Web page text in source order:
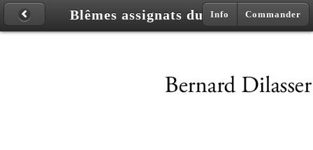
Blêmes assignats du sang
Info Commander